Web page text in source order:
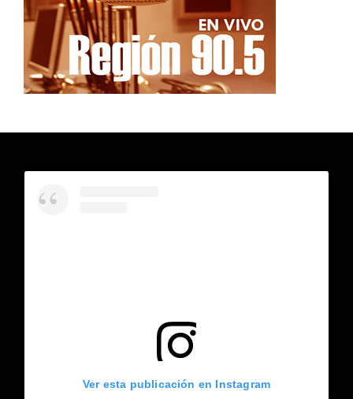
Ver esta publicación en Instagram